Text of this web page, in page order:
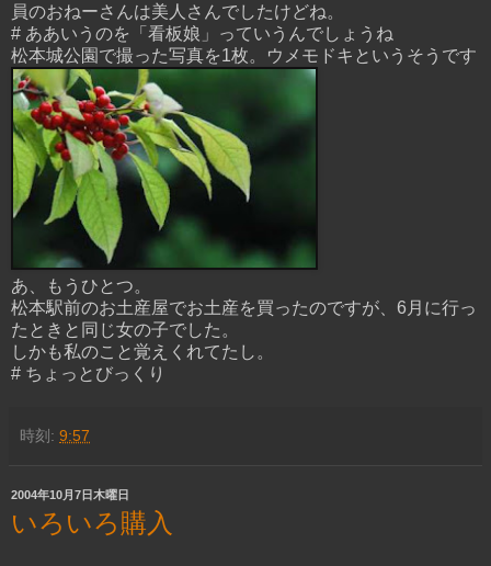
員のおねーさんは美人さんでしたけどね。
# ああいうのを「看板娘」っていうんでしょうね
松本城公園で撮った写真を1枚。ウメモドキというそうです
あ、もうひとつ。
松本駅前のお土産屋でお土産を買ったのですが、6月に行っ
たときと同じ女の子でした。
しかも私のこと覚えくれてたし。
# ちょっとびっくり
時刻: 9:57
2004年10月7日木曜日
いろいろ購入